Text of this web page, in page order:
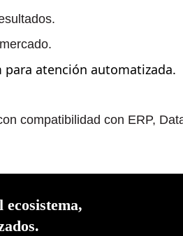
atención automatizada.
compatibilidad con ERP,
ecosistema,